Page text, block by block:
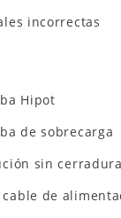
incorrectas
Hipot
de sobrecarga
sin cerradura
de